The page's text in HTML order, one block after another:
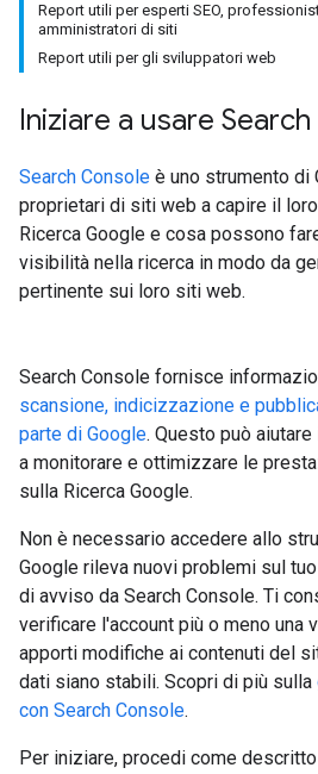
Report utili per esperti SEO,
amministratori di siti
Report utili per gli sviluppatori web
Iniziare a usare
Search Console è uno strumento di
proprietari di siti web a capire il
Ricerca Google e cosa possono
visibilità nella ricerca in modo da
pertinente sui loro siti web.
Search Console fornisce
scansione, indicizzazione e
parte di Google. Questo può
a monitorare e ottimizzare le
sulla Ricerca Google.
Non è necessario accedere allo
Google rileva nuovi problemi sul
di avviso da Search Console. Ti
verificare l'account più o meno una
apporti modifiche ai contenuti del
dati siano stabili. Scopri di più sulla
con Search Console.
Per iniziare, procedi come